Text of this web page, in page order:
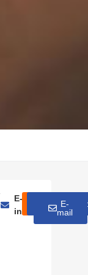
E-Mail:
Upit E-
mail